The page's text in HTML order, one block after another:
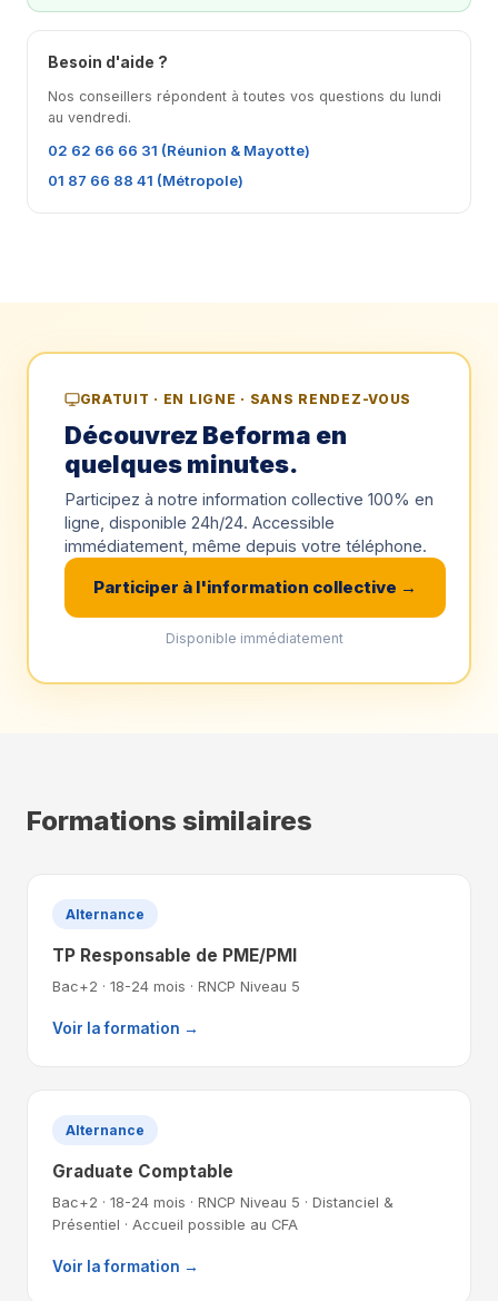
Besoin d'aide ?
Nos conseillers répondent à toutes vos questions du lundi
au vendredi.
02 62 66 66 31 (Réunion & Mayotte)
01 87 66 88 41 (Métropole)
GRATUIT · EN LIGNE · SANS RENDEZ-VOUS
Découvrez Beforma en
quelques minutes.
Participez à notre information collective 100% en
ligne, disponible 24h/24. Accessible
immédiatement, même depuis votre téléphone.
Participer à l'information collective →
Disponible immédiatement
Formations similaires
Alternance
TP Responsable de PME/PMI
Bac+2 · 18-24 mois · RNCP Niveau 5
Voir la formation →
Alternance
Graduate Comptable
Bac+2 · 18-24 mois · RNCP Niveau 5 · Distanciel &
Présentiel · Accueil possible au CFA
Voir la formation →